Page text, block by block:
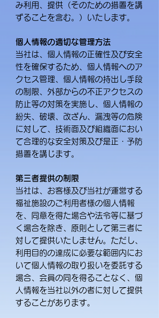
み利用、提供（そのための措置を講
ずることを含む。）いたします。
個人情報の適切な管理方法
当社は、個人情報の正確性及び安全
性を確保するため、個人情報へのア
クセス管理、個人情報の持出し手段
の制限、外部からの不正アクセスの
防止等の対策を実施し、個人情報の
紛失、破壊、改ざん、漏洩等の危険
に対して、技術面及び組織面におい
て合理的な安全対策及び是正・予防
措置を講じます。
第三者提供の制限
当社は、お客様及び当社が運営する
福祉施設のご利用者様の個人情報
を、同意を得た場合や法令等に基づ
く場合を除き、原則として第三者に
対して提供いたしません。ただし、
利用目的の達成に必要な範囲内にお
いて個人情報の取り扱いを委託する
場合、会員の同を得ることなく、個
人情報を当社以外の者に対して提供
することがあります。